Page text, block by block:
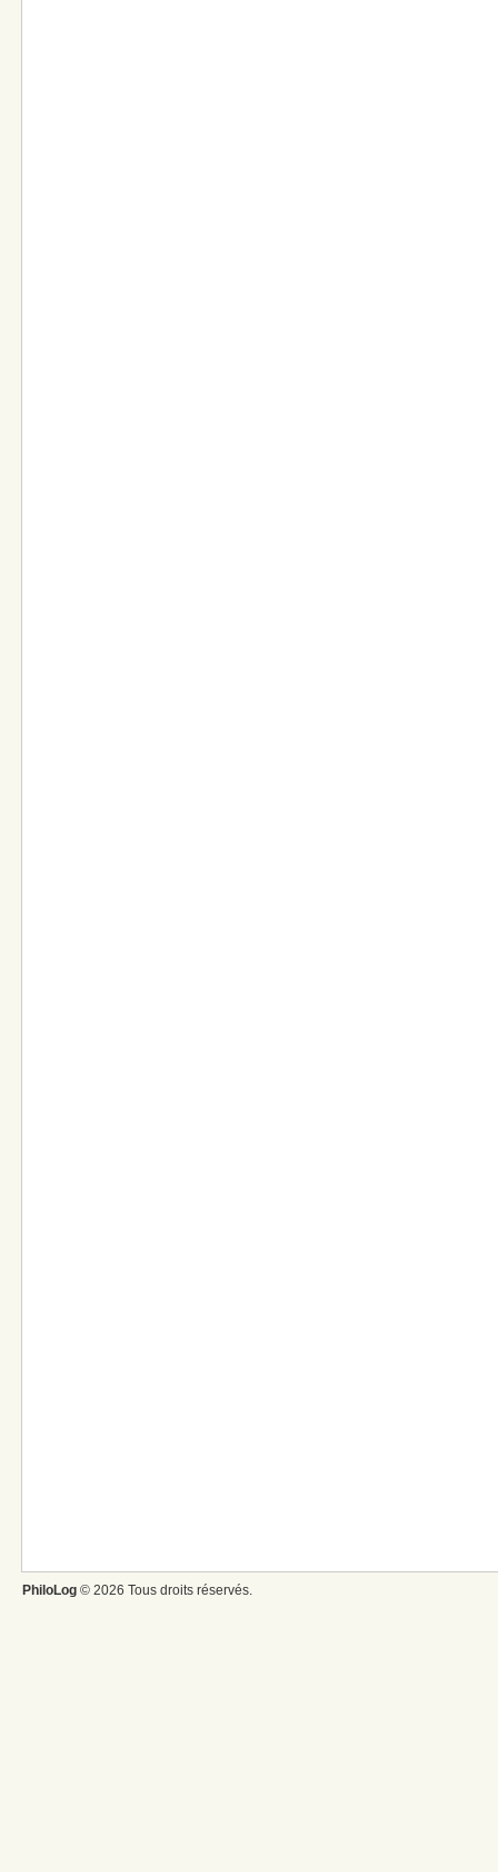
PhiloLog © 2026 Tous droits réservés.